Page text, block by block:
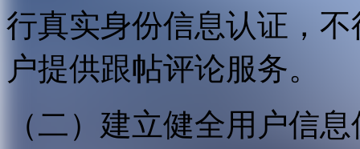
行真实身份信息认证，
户提供跟帖评论服务。
（二）建立健全用户信